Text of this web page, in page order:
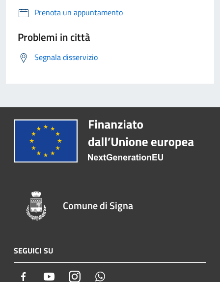
Prenota un appuntamento
Problemi in città
Segnala disservizio
Comune di Signa
SEGUICI SU
Facebook YoutubeInstagram